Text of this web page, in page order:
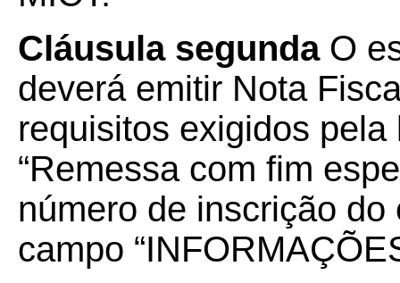
Cláusula segundaO
deverá emitir Nota
requisitos exigidos
“Remessa com fim
número de inscrição
campo